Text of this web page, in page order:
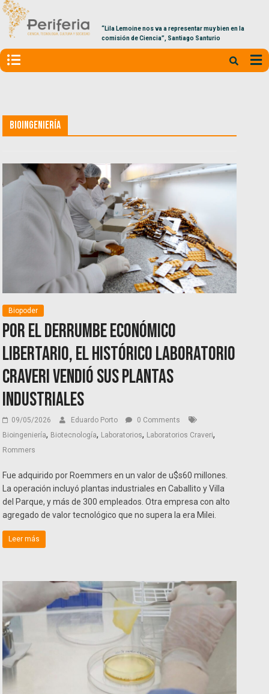
“Lila Lemoine nos va a representar muy bien en la
comisión de Ciencia”, Santiago Santurio
Bioingeniería
Biopoder
Por el derrumbe económico
libertario, el histórico laboratorio
Craveri vendió sus plantas
industriales
09/05/2026 Eduardo Porto
0 Comments
Bioingeniería, Biotecnología, Laboratorios, Laboratorios Craveri,
Rommers
Fue adquirido por Roemmers en un valor de u$s60 millones.
La operación incluyó plantas industriales en Caballito y Villa
del Parque, y más de 300 empleados. Otra empresa con alto
agregado de valor tecnológico que no supera la era Milei.
Leer más